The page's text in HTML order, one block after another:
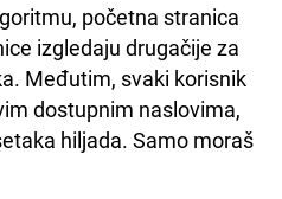
početna stranica
izgledaju drugačije za
Međutim, svaki korisnik
dostupnim naslovima,
hiljada. Samo moraš